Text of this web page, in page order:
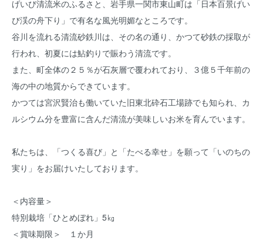
げいび清流米のふるさと、岩手県一関市東山町は「日本百景げい
び渓の舟下り」で有名な風光明媚なところです。
谷川を流れる清流砂鉄川は、その名の通り、かつて砂鉄の採取が
行われ、初夏には鮎釣りで賑わう清流です。
また、町全体の２５％が石灰層で覆われており、３億５千年前の
海の中の地質からできています。
かつては宮沢賢治も働いていた旧東北砕石工場跡でも知られ、カ
ルシウム分を豊富に含んだ清流が美味しいお米を育んでいます。
私たちは、「つくる喜び」と「たべる幸せ」を願って「いのちの
実り」をお届けいたしております。
＜内容量＞
特別栽培「ひとめぼれ」5㎏
＜賞味期限＞ １か月